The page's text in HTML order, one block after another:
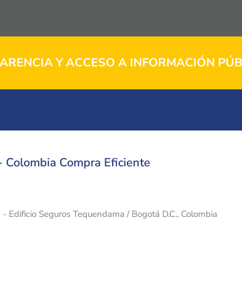
Y ACCESO A INFORMACIÓN
Compra Eficiente
Seguros Tequendama / Bogotá D.C., Colombia